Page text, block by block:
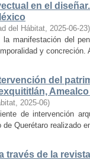
en el
del Hábitat, 2025-06-23)
manifestación del
y concreción.
del
, 2025-06)
de intervención
Querétaro realizado
través de la